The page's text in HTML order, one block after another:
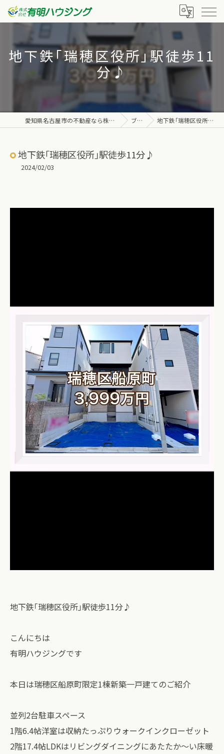
地下鉄｢瑞穂区役所｣駅徒歩11
分♪
愛知県名古屋市の不動産なら株式会社有明ハウジング ブログ 地下鉄｢瑞穂区役所｣駅徒歩11分♪
地下鉄｢瑞穂区役所｣駅徒歩11分♪
2024/02/03
地下鉄｢瑞穂区役所｣駅徒歩11分♪
こんにちは
有明ハウジングです
本日は瑞穂区船原町限定1棟新築一戸建てのご紹介
並列2台駐車スペース
1階6.4帖洋室は収納たっぷりウォークインクローゼット
2階17.4帖LDKはリビングダイニングにあたたか〜い床暖